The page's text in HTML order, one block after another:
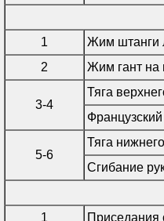
1
Жим штанги
2
Жим гант на
3-4
Тяга
5-6
Тяга
Сгибание
1
Приседания